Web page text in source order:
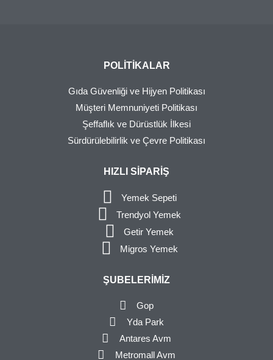
POLITIKALAR
Gıda Güvenliği ve Hijyen Politikası
Müşteri Memnuniyeti Politikası
Şeffaflık ve Dürüstlük İlkesi
Sürdürülebilirlik ve Çevre Politikası
HIZLI SIPARIŞ
Yemek Sepeti
Trendyol Yemek
Getir Yemek
Migros Yemek
ŞUBELERIMIZ
Gop
Yda Park
Antares Avm
Metromall Avm